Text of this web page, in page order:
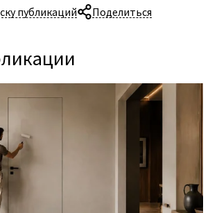
публикаций Поделиться